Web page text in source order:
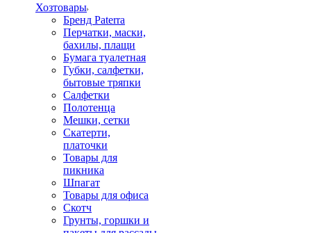
Хозтовары
Бренд Paterra
Перчатки, маски,
бахилы, плащи
Бумага туалетная
Губки, салфетки,
бытовые тряпки
Салфетки
Полотенца
Мешки, сетки
Скатерти,
платочки
Товары для
пикника
Шпагат
Товары для офиса
Скотч
Грунты, горшки и